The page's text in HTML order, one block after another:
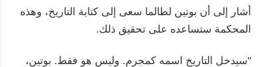
أشار إلى أن بوتين لطالما سعى إلى كتابة التاريخ، وهذه
المحكمة ستساعده على تحقيق ذلك.
"سيدخل التاريخ اسمه كمجرم. وليس هو فقط. بوتين،